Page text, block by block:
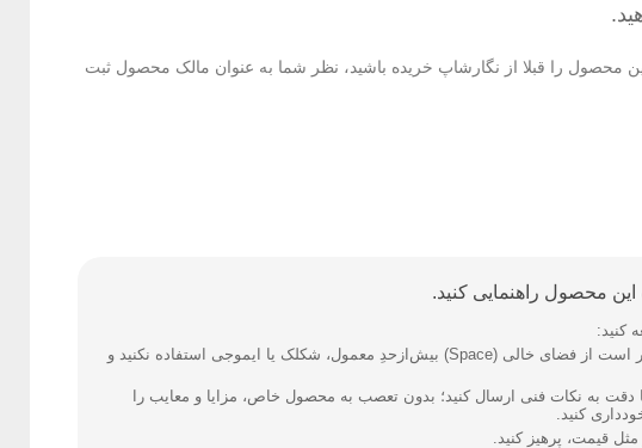
محصول را قبلا از نگارشاپ خریده باشید، نظر شما به عنوان مالک محصول ثبت
این محصول راهنمایی کنید.
کنید:
فارسی بنویسید و از کیبورد فارسی استفاده کنید. بهتر است از فضای خالی (Space) بیش‌از‌حدِ معمول، شکلک یا ایموجی استفاده نکنید و
به نکات فنی ارسال کنید؛ بدون تعصب به محصول خاص، مزایا و معایب را
کنید.
قیمت، پرهیز کنید.